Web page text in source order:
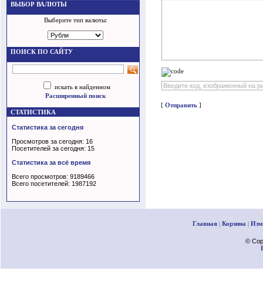
ВЫБОР ВАЛЮТЫ
Выберите тип валюты:
ПОИСК ПО САЙТУ
искать в найденном
Расширенный поиск
СТАТИСТИКА
Статистика за сегодня
Просмотров за сегодня: 16
Посетителей за сегодня: 15
Статистика за всё время
Всего просмотров: 9189466
Всего посетителей: 1987192
[ Отправить ]
Главная | Корзина |
©